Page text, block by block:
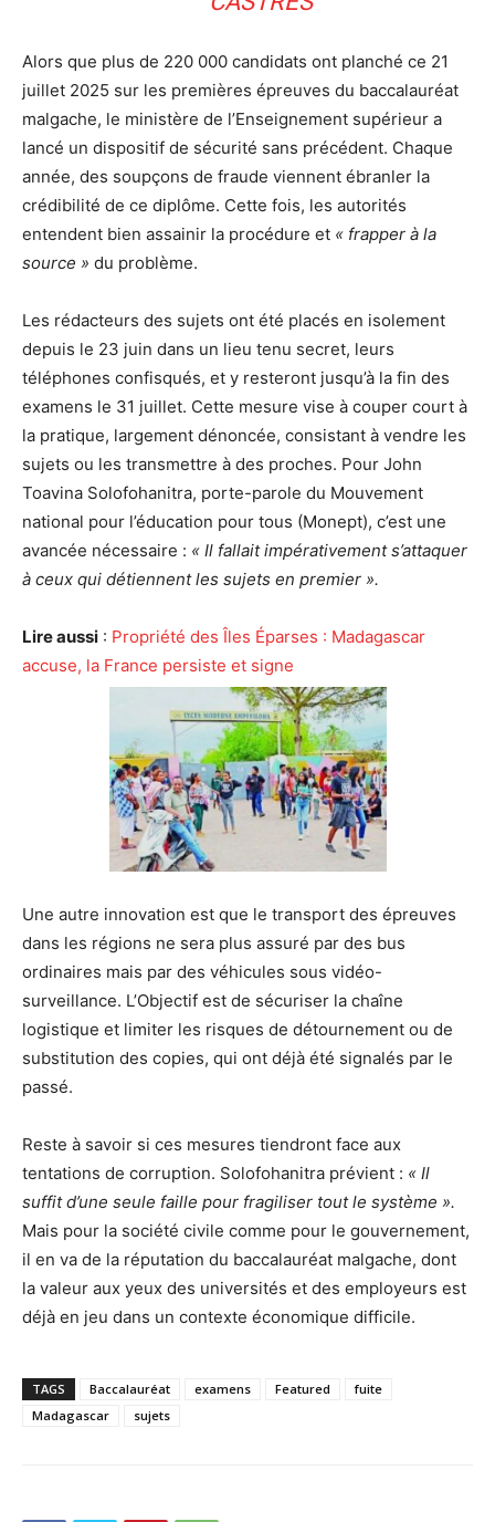
Alors que plus de 220 000 candidats ont planché ce 21
juillet 2025 sur les premières épreuves du baccalauréat
malgache, le ministère de l’Enseignement supérieur a
lancé un dispositif de sécurité sans précédent. Chaque
année, des soupçons de fraude viennent ébranler la
crédibilité de ce diplôme. Cette fois, les autorités
entendent bien assainir la procédure et « frapper à la
source » du problème.
Les rédacteurs des sujets ont été placés en isolement
depuis le 23 juin dans un lieu tenu secret, leurs
téléphones confisqués, et y resteront jusqu’à la fin des
examens le 31 juillet. Cette mesure vise à couper court à
la pratique, largement dénoncée, consistant à vendre les
sujets ou les transmettre à des proches. Pour John
Toavina Solofohanitra, porte-parole du Mouvement
national pour l’éducation pour tous (Monept), c’est une
avancée nécessaire : « Il fallait impérativement s’attaquer
à ceux qui détiennent les sujets en premier ».
Lire aussi : Propriété des Îles Éparses : Madagascar
accuse, la France persiste et signe
Une autre innovation est que le transport des épreuves
dans les régions ne sera plus assuré par des bus
ordinaires mais par des véhicules sous vidéo-
surveillance. L’Objectif est de sécuriser la chaîne
logistique et limiter les risques de détournement ou de
substitution des copies, qui ont déjà été signalés par le
passé.
Reste à savoir si ces mesures tiendront face aux
tentations de corruption. Solofohanitra prévient : « Il
suffit d’une seule faille pour fragiliser tout le système ».
Mais pour la société civile comme pour le gouvernement,
il en va de la réputation du baccalauréat malgache, dont
la valeur aux yeux des universités et des employeurs est
déjà en jeu dans un contexte économique difficile.
TAGS Baccalauréat examens Featured
fuite
Madagascar
sujets